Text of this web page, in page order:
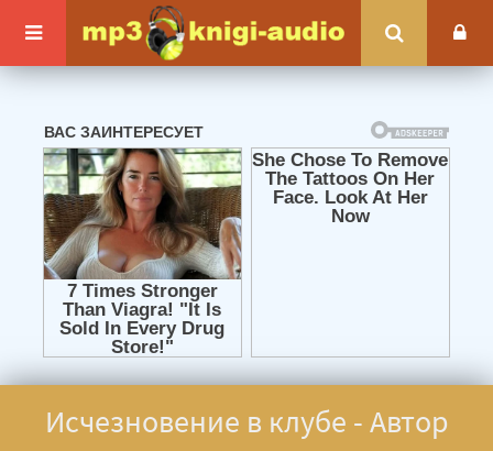
Исчезновение в клубе - Автор